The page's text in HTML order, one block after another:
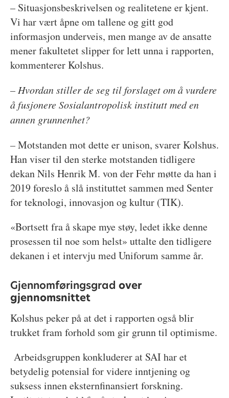
– Situasjonsbeskrivelsen og realitetene er kjent.
Vi har vært åpne om tallene og gitt god
informasjon underveis, men mange av de ansatte
mener fakultetet slipper for lett unna i rapporten,
kommenterer Kolshus.
– Hvordan stiller de seg til forslaget om å vurdere
å fusjonere Sosialantropolisk institutt med en
annen grunnenhet?
–Motstanden mot dette er unison, svarer Kolshus.
Han viser til den sterke motstanden tidligere
dekan Nils Henrik M. von der Fehr møtte da han i
2019 foreslo å slå instituttet sammen med Senter
for teknologi, innovasjon og kultur (TIK).
«Bortsett fra å skape mye støy, ledet ikke denne
prosessen til noe som helst» uttalte den tidligere
dekanen i et intervju med Uniforum samme år.
Gjennomføringsgrad over
gjennomsnittet
Kolshus peker på at det i rapporten også blir
trukket fram forhold som gir grunn til optimisme.
Arbeidsgruppen konkluderer at SAI har et
betydelig potensial for videre inntjening og
suksess innen eksternfinansiert forskning.